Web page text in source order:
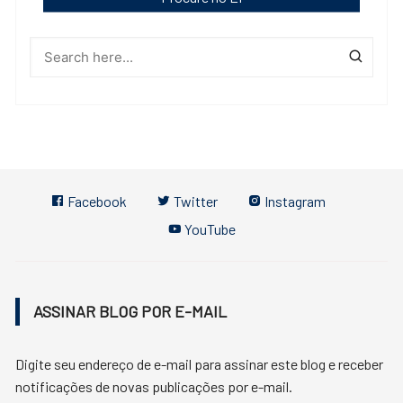
Facebook Twitter
Instagram
YouTube
ASSINAR BLOG POR E-MAIL
Digite seu endereço de e-mail para assinar este blog e receber
notificações de novas publicações por e-mail.